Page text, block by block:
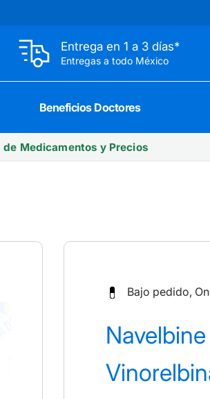
Entrega en 1 a 3 días*
Entregas a todo México
Beneficios Doctores
de Medicamentos y Precios
Bajo pedido,